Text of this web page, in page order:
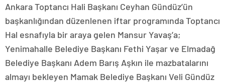
Ankara Toptancı Hali Başkanı Ceyhan Gündüz’ün
başkanlığından düzenlenen iftar programında Toptancı
Hal esnafıyla bir araya gelen Mansur Yavaş’a;
Yenimahalle Belediye Başkanı Fethi Yaşar ve Elmadağ
Belediye Başkanı Adem Barış Aşkın ile mazbatalarını
almayı bekleyen Mamak Belediye Başkanı Veli Gündüz